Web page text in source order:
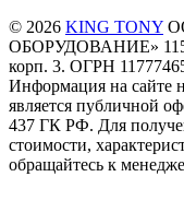
© 2026 KING TONY
ОБОРУДОВАНИЕ»
корп. 3. ОГРН
Информация на сайте
является публичной
437 ГК РФ. Для
стоимости,
обращайтесь к